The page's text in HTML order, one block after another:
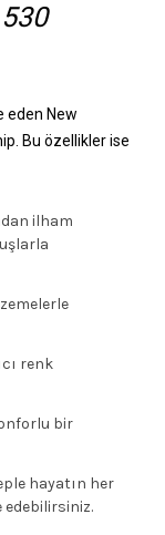
eden New
Bu özellikler ise
ilham
renk
bir
hayatın her
edebilirsiniz.